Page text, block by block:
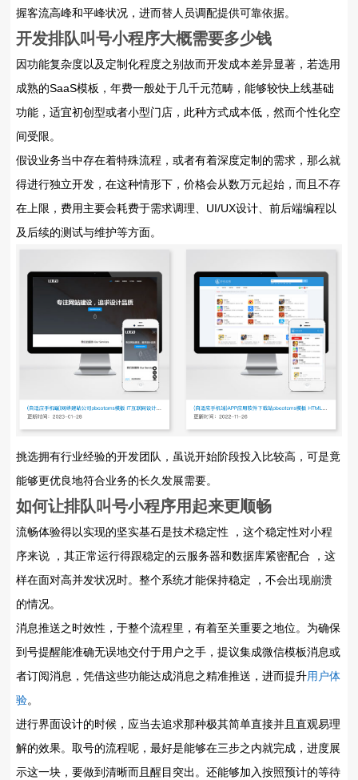
握客流高峰和平峰状况，进而替人员调配提供可靠依据。
开发排队叫号小程序大概需要多少钱
因功能复杂度以及定制化程度之别故而开发成本差异显著，若选用
成熟的SaaS模板，年费一般处于几千元范畴，能够较快上线基础
功能，适宜初创型或者小型门店，此种方式成本低，然而个性化空
间受限。
假设业务当中存在着特殊流程，或者有着深度定制的需求，那么就
得进行独立开发，在这种情形下，价格会从数万元起始，而且不存
在上限，费用主要会耗费于需求调理、UI/UX设计、前后端编程以
及后续的测试与维护等方面。
挑选拥有行业经验的开发团队，虽说开始阶段投入比较高，可是竟
能够更优良地符合业务的长久发展需要。
如何让排队叫号小程序用起来更顺畅
流畅体验得以实现的坚实基石是技术稳定性 ，这个稳定性对小程
序来说 ，其正常运行得跟稳定的云服务器和数据库紧密配合 ，这
样在面对高并发状况时。整个系统才能保持稳定 ，不会出现崩溃
的情况。
消息推送之时效性，于整个流程里，有着至关重要之地位。为确保
到号提醒能准确无误地交付于用户之手，提议集成微信模板消息或
者订阅消息，凭借这些功能达成消息之精准推送，进而提升用户体
验。
进行界面设计的时候，应当去追求那种极其简单直接并且直观易理
解的效果。取号的流程呢，最好是能够在三步之内就完成，进度展
示这一块，要做到清晰而且醒目突出。还能够加入按照预计的等待